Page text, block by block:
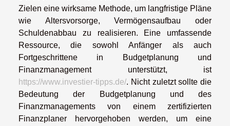
Zielen eine wirksame Methode, um langfristige Pläne
wie Altersvorsorge, Vermögensaufbau oder
Schuldenabbau zu realisieren. Eine umfassende
Ressource, die sowohl Anfänger als auch
Fortgeschrittene in Budgetplanung und
Finanzmanagement unterstützt, ist
https://www.investier-tipps.de/. Nicht zuletzt sollte die
Bedeutung der Budgetplanung und des
Finanzmanagements von einem zertifizierten
Finanzplaner hervorgehoben werden, um eine